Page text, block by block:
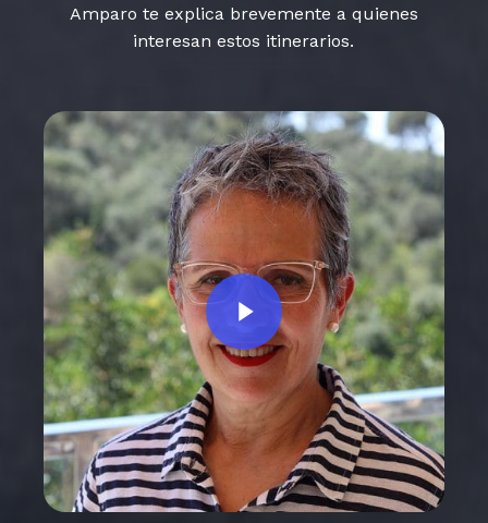
Amparo te explica brevemente a quienes
interesan estos itinerarios.
Play Video